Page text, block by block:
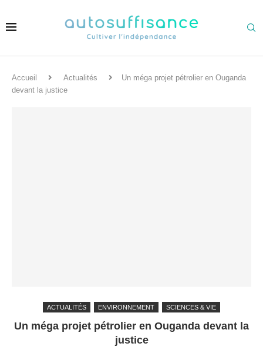
Accueil Actualités
Un méga projet pétrolier en Ouganda
devant la justice
ACTUALITÉS ENVIRONNEMENT SCIENCES & VIE
Un méga projet pétrolier en Ouganda devant la
justice